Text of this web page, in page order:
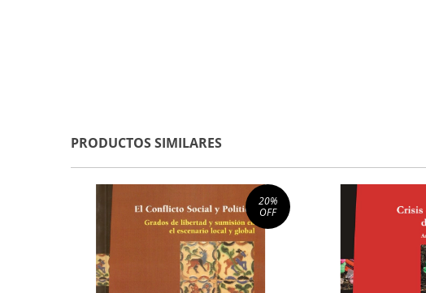
PRODUCTOS SIMILARES
20%
OFF